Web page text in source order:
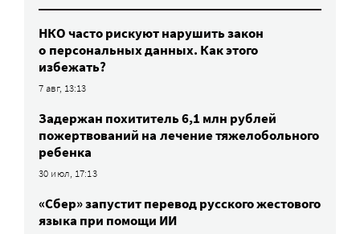
НКО часто рискуют нарушить закон
о персональных данных. Как этого
избежать?
7 авг, 13:13
Задержан похититель 6,1 млн рублей
пожертвований на лечение тяжелобольного
ребенка
30 июл, 17:13
«Сбер» запустит перевод русского жестового
языка при помощи ИИ